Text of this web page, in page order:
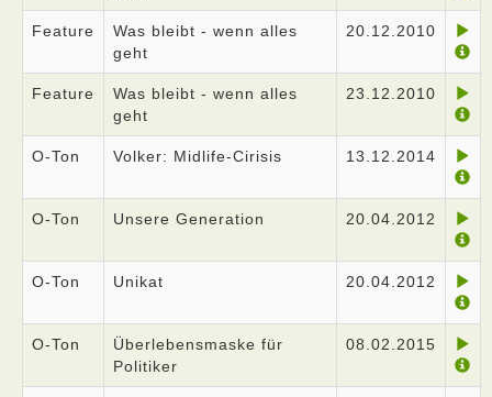
Feature
Was bleibt - wenn alles
geht
20.12.2010
Feature
Was bleibt - wenn alles
geht
23.12.2010
O-Ton Volker: Midlife-Cirisis 13.12.2014
O-Ton Unsere Generation 20.04.2012
O-Ton Unikat 20.04.2012
O-Ton
Überlebensmaske für
Politiker
08.02.2015